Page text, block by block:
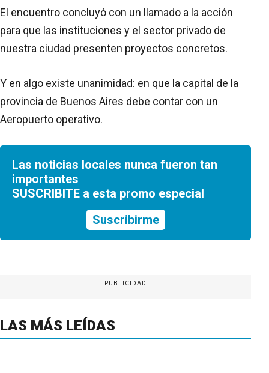
El encuentro concluyó con un llamado a la acción
para que las instituciones y el sector privado de
nuestra ciudad presenten proyectos concretos.
Y en algo existe unanimidad: en que la capital de la
provincia de Buenos Aires debe contar con un
Aeropuerto operativo.
Las noticias locales nunca fueron tan
importantes
SUSCRIBITE a esta promo especial
Suscribirme
PUBLICIDAD
LAS MÁS LEÍDAS